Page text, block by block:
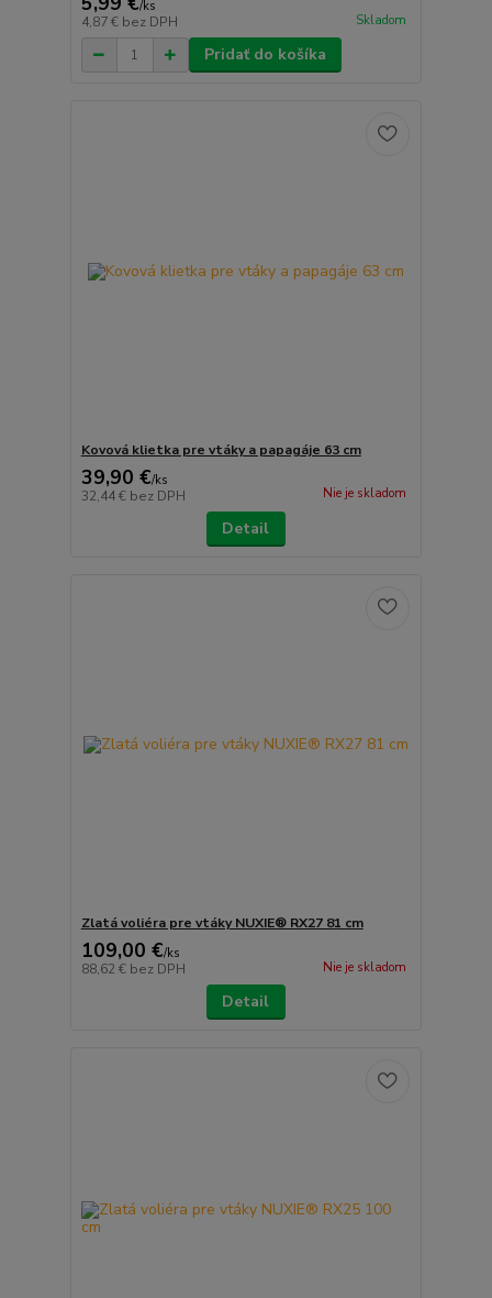
/ks
4,87 € bez DPH Skladom
Pridať do košíka
Kovová klietka pre vtáky a papagáje 63 cm
39,90 €/ks
32,44 € bez DPH Nie je skladom
Detail
Zlatá voliéra pre vtáky NUXIE® RX27 81 cm
109,00 €/ks
88,62 € bez DPH Nie je skladom
Detail